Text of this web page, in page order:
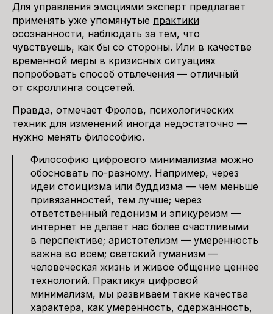
Для управления эмоциями эксперт предлагает
применять уже упомянутые практики
осознанности, наблюдать за тем, что
чувствуешь, как бы со стороны. Или в качестве
временной меры в кризисных ситуациях
попробовать способ отвлечения — отличный
от скроллинга соцсетей.
Правда, отмечает Фролов, психологических
техник для изменений иногда недостаточно —
нужно менять философию.
Философию цифрового минимализма можно
обосновать по-разному. Например, через
идеи стоицизма или буддизма — чем меньше
привязанностей, тем лучше; через
ответственный гедонизм и эпикуреизм —
интернет не делает нас более счастливыми
в перспективе; аристотелизм — умеренность
важна во всем; светский гуманизм —
человеческая жизнь и живое общение ценнее
технологий. Практикуя цифровой
минимализм, мы развиваем такие качества
характера, как умеренность, сдержанность,